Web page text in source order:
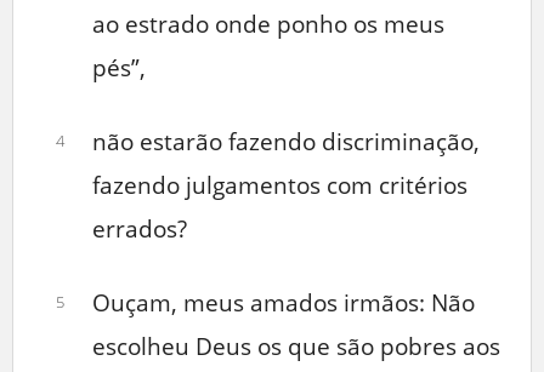
ao estrado onde ponho os meus
pés”,
4
não estarão fazendo discriminação,
fazendo julgamentos com critérios
errados?
5
Ouçam, meus amados irmãos: Não
escolheu Deus os que são pobres aos